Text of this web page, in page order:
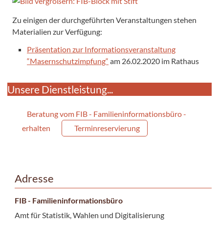
Zu einigen der durchgeführten Veranstaltungen stehen
Materialien zur Verfügung:
Präsentation zur Informationsveranstaltung
“Masernschutzimpfung“ am 26.02.2020 im Rathaus
Unsere Dienstleistung...
Beratung vom FIB - Familieninformationsbüro -
erhalten
Terminreservierung
Adresse
FIB - Familieninformationsbüro
Amt für Statistik, Wahlen und Digitalisierung